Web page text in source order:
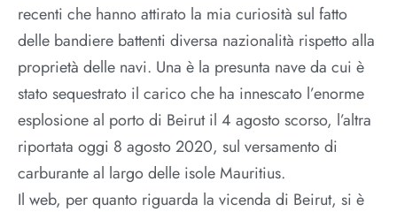
recenti che hanno attirato la mia curiosità sul fatto
delle bandiere battenti diversa nazionalità rispetto alla
proprietà delle navi. Una è la presunta nave da cui è
stato sequestrato il carico che ha innescato l’enorme
esplosione al porto di Beirut il 4 agosto scorso, l’altra
riportata oggi 8 agosto 2020, sul versamento di
carburante al largo delle isole Mauritius.
Il web, per quanto riguarda la vicenda di Beirut, si è